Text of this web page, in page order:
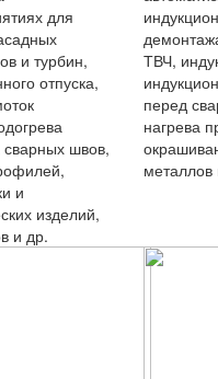
для
и турбин,
отпуска,
сварных швов,
и
изделий,
и др.
ТВЧ,
перед
нагрева
металлов